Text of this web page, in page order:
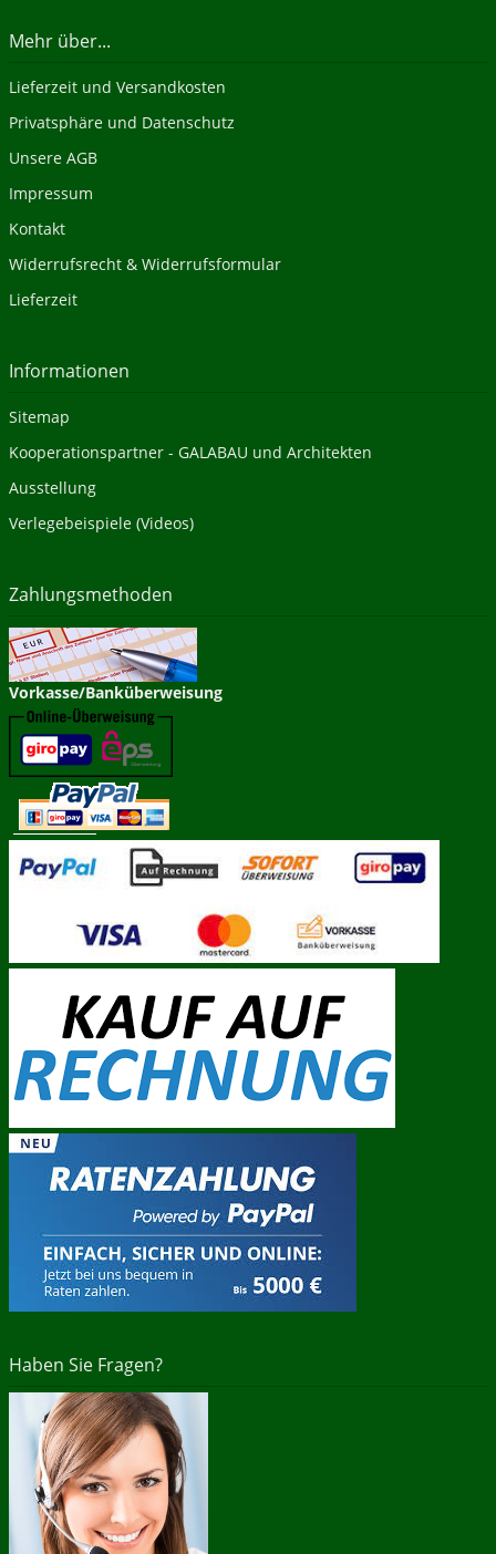
Mehr über...
Lieferzeit und Versandkosten
Privatsphäre und Datenschutz
Unsere AGB
Impressum
Kontakt
Widerrufsrecht & Widerrufsformular
Lieferzeit
Informationen
Sitemap
Kooperationspartner - GALABAU und Architekten
Ausstellung
Verlegebeispiele (Videos)
Zahlungsmethoden
Vorkasse/Banküberweisung
Haben Sie Fragen?